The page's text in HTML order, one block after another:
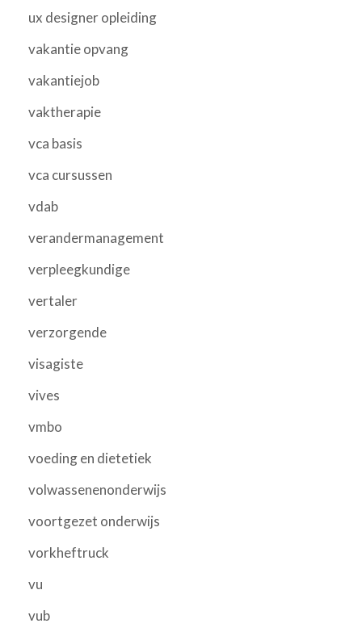
ux designer opleiding
vakantie opvang
vakantiejob
vaktherapie
vca basis
vca cursussen
vdab
verandermanagement
verpleegkundige
vertaler
verzorgende
visagiste
vives
vmbo
voeding en dietetiek
volwassenenonderwijs
voortgezet onderwijs
vorkheftruck
vu
vub